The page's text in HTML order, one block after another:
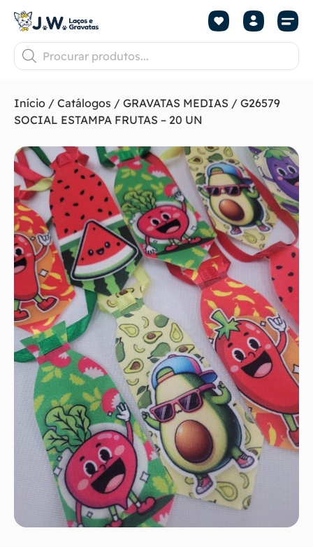
Início / Catálogos / GRAVATAS MEDIAS / G26579
SOCIAL ESTAMPA FRUTAS – 20 UN